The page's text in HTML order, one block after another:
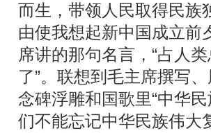
而生，带领人民取得民族
由使我想起新中国成立前
席讲的那句名言，“占人
了”。联想到毛主席撰写
念碑浮雕和国歌里“中华
们不能忘记中华民族伟大